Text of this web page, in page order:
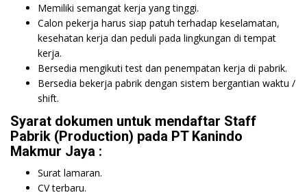
Memiliki semangat kerja yang tinggi.
Calon pekerja harus siap patuh terhadap keselamatan,
kesehatan kerja dan peduli pada lingkungan di tempat
kerja.
Bersedia mengikuti test dan penempatan kerja di pabrik.
Bersedia bekerja pabrik dengan sistem bergantian waktu /
shift.
Syarat dokumen untuk mendaftar Staff
Pabrik (Production) pada PT Kanindo
Makmur Jaya :
Surat lamaran.
CV terbaru.